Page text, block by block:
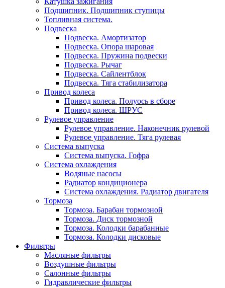
Подшипник. Подшипник ступицы
Топливная система.
Подвеска
Подвеска. Амортизатор
Подвеска. Опора шаровая
Подвеска. Пружина подвески
Подвеска. Рычаг
Подвеска. Сайлентблок
Подвеска. Тяга стабилизатора
Привод колеса
Привод колеса. Полуось в сборе
Привод колеса. ШРУС
Рулевое управление
Рулевое управление. Наконечник рулевой
Рулевое управление. Тяга рулевая
Система выпуска
Система выпуска. Гофра
Система охлаждения
Водяные насосы
Радиатор кондиционера
Система охлаждения. Радиатор двигателя
Тормоза
Тормоза. Барабан тормозной
Тормоза. Диск тормозной
Тормоза. Колодки барабанные
Тормоза. Колодки дисковые
Фильтры
Масляные фильтры
Воздушные фильтры
Салонные фильтры
Гидравлические фильтры